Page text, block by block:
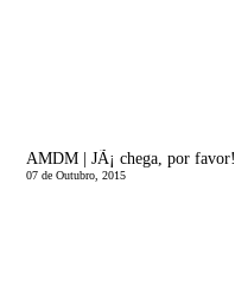
AMDM | JÃ¡ chega, por favor!
07 de Outubro, 2015